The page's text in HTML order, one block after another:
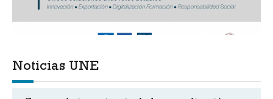
Noticias UNE